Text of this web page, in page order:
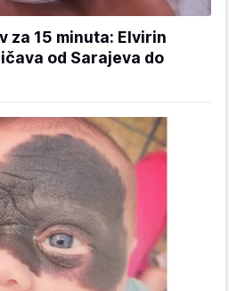
za 15 minuta: Elvirin
od Sarajeva do